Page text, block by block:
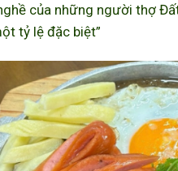
của những người thợ
tỷ lệ đặc biệt”